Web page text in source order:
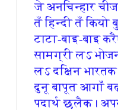
जे अनचि‍‍न्‍हार
तँ हि‍न्‍दी तँ
टाटा-बाइ-बाइ
सामग्री लऽ
लऽ दक्षि‍न
दुनू बापूत आगाँ
पदार्थ छलैक।